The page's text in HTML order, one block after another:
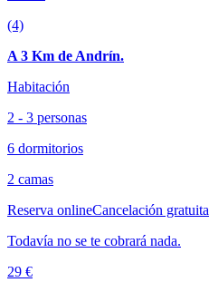
(4)
A 3 Km de Andrín.
Habitación
2 - 3 personas
6 dormitorios
2 camas
Reserva onlineCancelación gratuita
Todavía no se te cobrará nada.
29 €